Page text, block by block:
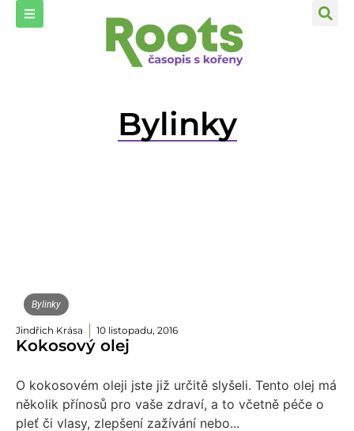
Bylinky
Bylinky
Jindřich Krása 10 listopadu, 2016
Kokosový olej
O kokosovém oleji jste již určitě slyšeli. Tento olej má
několik přínosů pro vaše zdraví, a to včetně péče o
pleť či vlasy, zlepšení zažívání nebo...